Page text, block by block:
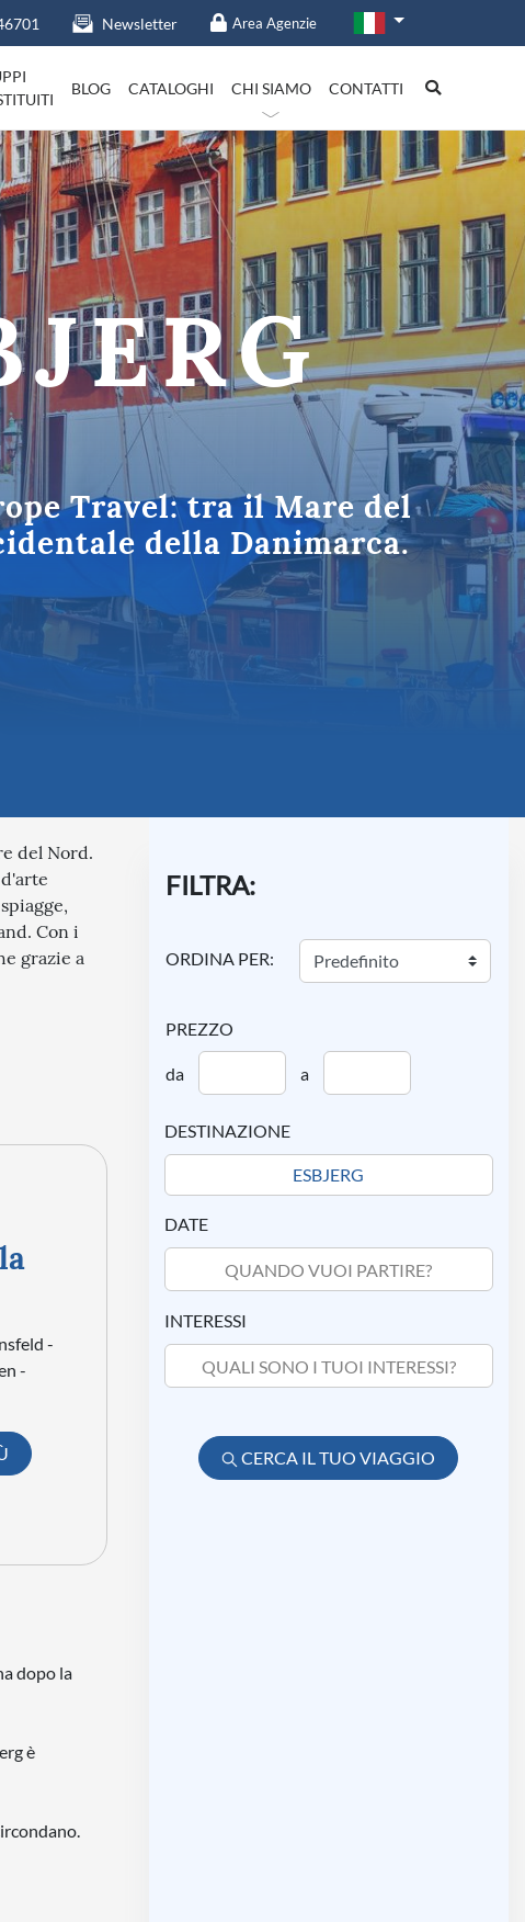
Newsletter Area Agenzie
in Italia in evidenza
Lazio
Umbria
BLOG CATALOGHI CHI SIAMO CONTATTI
Travel: tra il Mare del
della Danimarca.
del Nord.
Con i
grazie a
-
-
dopo la
è
FILTRA:
ORDINA PER:
PREZZO
da a
DESTINAZIONE
DATE
QUANDO VUOI PARTIRE?
INTERESSI
QUALI SONO I TUOI INTERESSI?
CERCA IL TUO VIAGGIO